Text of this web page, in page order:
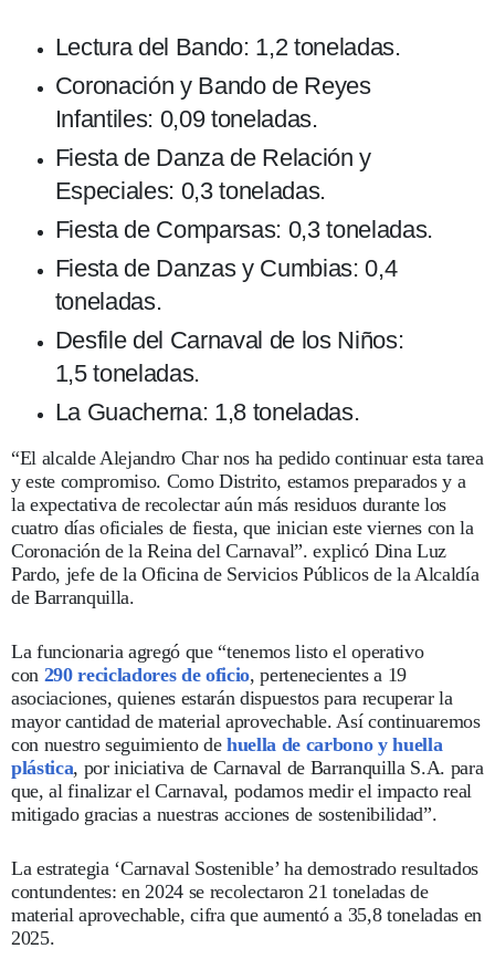
Lectura del Bando: 1,2 toneladas.
Coronación y Bando de Reyes
Infantiles: 0,09 toneladas.
Fiesta de Danza de Relación y
Especiales: 0,3 toneladas.
Fiesta de Comparsas: 0,3 toneladas.
Fiesta de Danzas y Cumbias: 0,4
toneladas.
Desfile del Carnaval de los Niños:
1,5 toneladas.
La Guacherna: 1,8 toneladas.
“El alcalde Alejandro Char nos ha pedido continuar esta tarea
y este compromiso. Como Distrito, estamos preparados y a
la expectativa de recolectar aún más residuos durante los
cuatro días oficiales de fiesta, que inician este viernes con la
Coronación de la Reina del Carnaval”. explicó Dina Luz
Pardo, jefe de la Oficina de Servicios Públicos de la Alcaldía
de Barranquilla.
La funcionaria agregó que “tenemos listo el operativo
con 290 recicladores de oficio, pertenecientes a 19
asociaciones, quienes estarán dispuestos para recuperar la
mayor cantidad de material aprovechable. Así continuaremos
con nuestro seguimiento dehuella de carbono y huella
plástica, por iniciativa de Carnaval de Barranquilla S.A. para
que, al finalizar el Carnaval, podamos medir el impacto real
mitigado gracias a nuestras acciones de sostenibilidad”.
La estrategia ‘Carnaval Sostenible’ ha demostrado resultados
contundentes: en 2024 se recolectaron 21 toneladas de
material aprovechable, cifra que aumentó a 35,8 toneladas en
2025.